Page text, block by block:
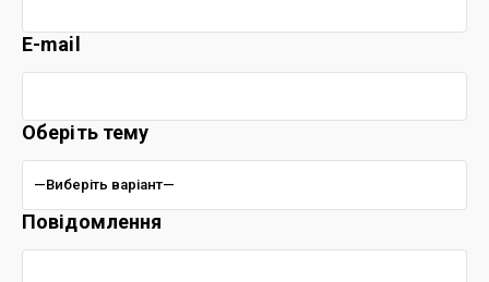
E-mail
Оберіть тему
Повідомлення